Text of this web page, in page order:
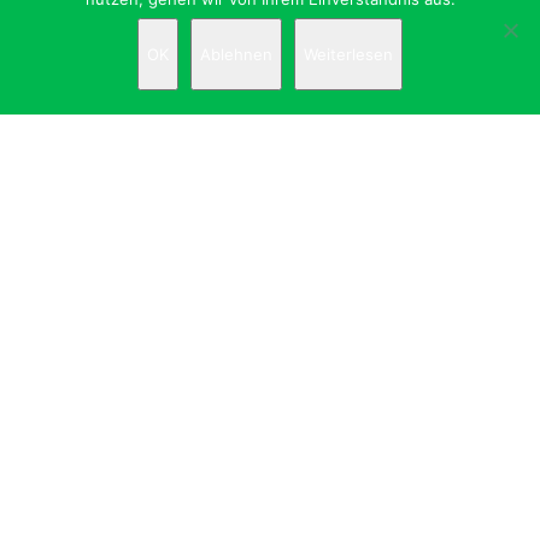
Bestickung auf Promotionkleidung Corporate Fashion